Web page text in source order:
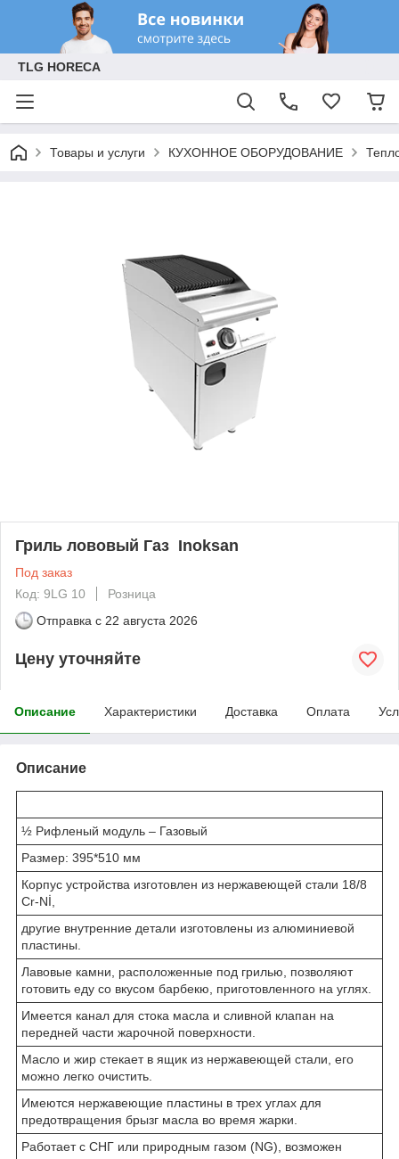
TLG HORECA
Товары и услуги КУХОННОЕ ОБОРУДОВАНИЕ
Гриль лововый Газ Inoksan
Под заказ
Код: 9LG 10
Розница
Отправка с 22 августа 2026
Цену уточняйте
Описание Характеристики Доставка Оплата
Описание
½ Рифленый модуль – Газовый
Размер: 395*510 мм
Корпус устройства изготовлен из нержавеющей стали 18/8
Cr-Nİ,
другие внутренние детали изготовлены из алюминиевой
пластины.
Лавовые камни, расположенные под грилью, позволяют
готовить еду со вкусом барбекю, приготовленного на углях.
Имеется канал для стока масла и сливной клапан на
передней части жарочной поверхности.
Масло и жир стекает в ящик из нержавеющей стали, его
можно легко очистить.
Имеются нержавеющие пластины в трех углах для
предотвращения брызг масла во время жарки.
Работает с СНГ или природным газом (NG), возможен